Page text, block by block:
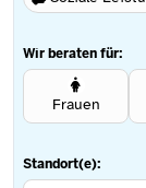
Wir beraten für:
Frauen
Standort(e):